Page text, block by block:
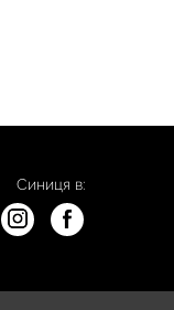
Синиця в: